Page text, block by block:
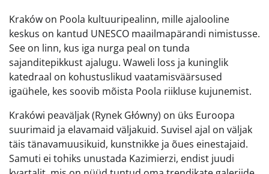
Kraków on Poola kultuuripealinn, mille ajalooline
keskus on kantud UNESCO maailmapärandi nimistusse.
See on linn, kus iga nurga peal on tunda
sajanditepikkust ajalugu. Waweli loss ja kuninglik
katedraal on kohustuslikud vaatamisväärsused
igaühele, kes soovib mõista Poola riikluse kujunemist.
Krakówi peaväljak (Rynek Główny) on üks Euroopa
suurimaid ja elavamaid väljakuid. Suvisel ajal on väljak
täis tänavamuusikuid, kunstnikke ja õues einestajaid.
Samuti ei tohiks unustada Kazimierzi, endist juudi